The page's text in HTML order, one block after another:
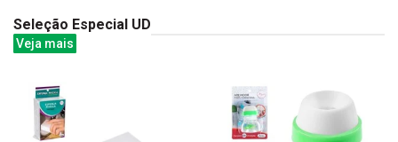
Seleção Especial UD
Veja mais